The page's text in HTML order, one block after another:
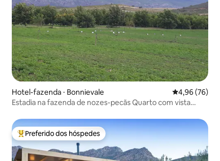
Hotel-fazenda ⋅ Bonnievale 4,96 de uma
4,96 (76)
Estadia na fazenda de nozes-pecãs Quarto com vista
Entre os melhores preferidos dos hóspedes
Preferido dos hóspedes